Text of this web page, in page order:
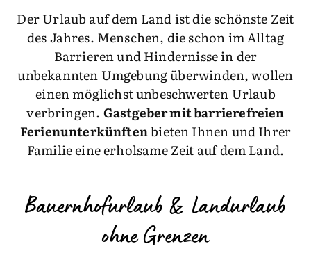
Der Urlaub auf dem Land ist die schönste Zeit
des Jahres. Menschen, die schon im Alltag
Barrieren und Hindernisse in der
unbekannten Umgebung überwinden, wollen
einen möglichst unbeschwerten Urlaub
verbringen. Gastgeber mit barrierefreien
Ferienunterkünftenbieten Ihnen und Ihrer
Familie eine erholsame Zeit auf dem Land.
Bauernhofurlaub & Landurlaub
ohne Grenzen